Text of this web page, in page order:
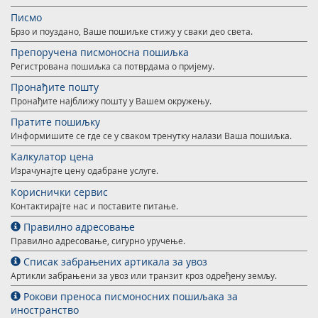
Правилно адресовање
Поштански адресни код (ПАК)
Списак забрањених артикала за увоз
Пуномоћје за уручење поштанских пошиљака
Подршка наградним играма
Судске таксене марке
Географски информациони систем (ГИС)
Писмо
Брзо и поуздано, Ваше пошиљке стижу у сваки део света.
Препоручена писмоносна пошиљка
Регистрована пошиљка са потврдама о пријему.
Пронађите пошту
Пронађите најближу пошту у Вашем окружењу.
Пратите пошиљку
Информишите се где се у сваком тренутку налази Ваша пошиљка.
Калкулатор цена
Израчунајте цену одабране услуге.
Кориснички сервис
Контактирајте нас и поставите питање.
Правилно адресовање
Правилно адресовање, сигурно уручење.
Списак забрањених артикала за увоз
Артикли забрањени за увоз или транзит кроз одређену земљу.
Рокови преноса писмоносних пошиљака за
иностранство